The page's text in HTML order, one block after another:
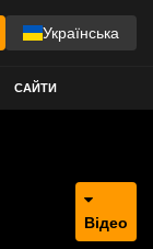
Українська
САЙТИ
Відео